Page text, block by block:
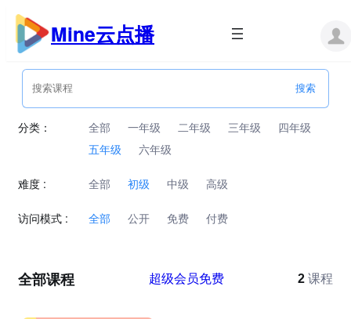
跳
内
Mine云点播
分类： 全部 一年级 二年级 三年级
四年级
五年级
六年级
难度 : 全部 初级 中级 高级
访问模式 : 全部 公开 免费 付费
全部课程 超级会员免费 2 课程